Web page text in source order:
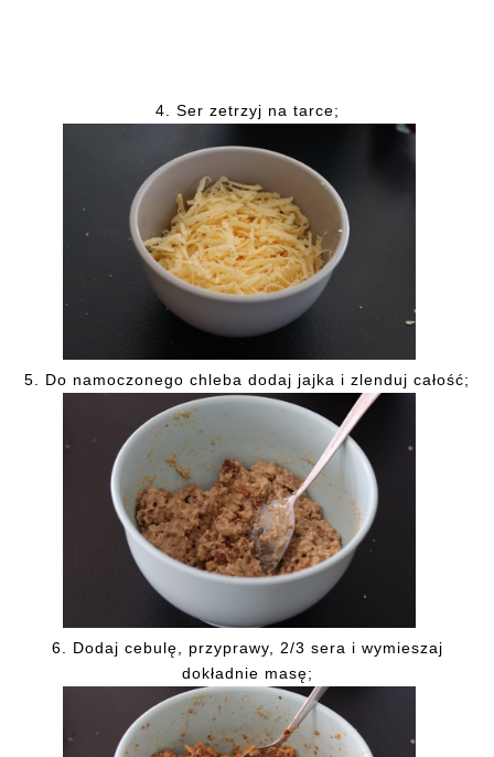
4. Ser zetrzyj na tarce;
5. Do namoczonego chleba dodaj jajka i zlenduj całość;
6. Dodaj cebulę, przyprawy, 2/3 sera i wymieszaj
dokładnie masę;